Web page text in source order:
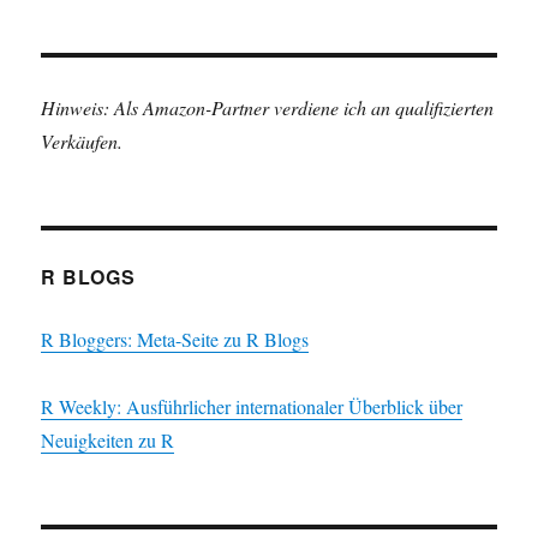
Hinweis: Als Amazon-Partner verdiene ich an qualifizierten
Verkäufen.
R BLOGS
R Bloggers: Meta-Seite zu R Blogs
R Weekly: Ausführlicher internationaler Überblick über
Neuigkeiten zu R